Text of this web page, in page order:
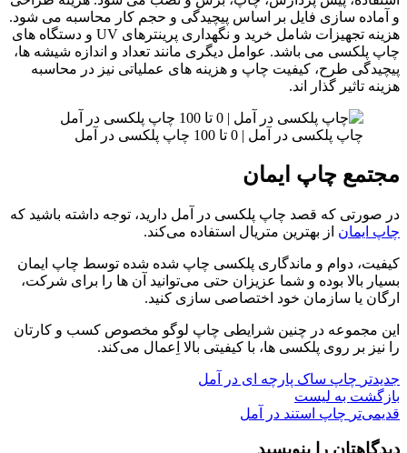
و آماده ‌سازی فایل بر اساس پیچیدگی و حجم کار محاسبه می ‌شود.
هزینه تجهیزات شامل خرید و نگهداری پرینترهای UV و دستگاه های
چاپ پلکسی می باشد. عوامل دیگری مانند تعداد و اندازه شیشه ‌ها،
پیچیدگی طرح، کیفیت چاپ و هزینه‌ های عملیاتی نیز در محاسبه
هزینه تاثیر گذار اند.
چاپ پلکسی در آمل | 0 تا 100 چاپ پلکسی در آمل
مجتمع چاپ ایمان
در صورتی که قصد چاپ پلکسی در آمل دارید، توجه داشته باشید که
چاپ ایمان از بهترین متریال استفاده می‌کند.
کیفیت، دوام و ماندگاری پلکسی چاپ شده شده توسط چاپ ایمان
بسیار بالا بوده و شما عزیزان حتی می‌توانید آن ها را برای شرکت،
ارگان یا سازمان خود اختصاصی سازی کنید.
این مجموعه در چنین شرایطی چاپ لوگو مخصوص کسب و کارتان
را نیز بر روی پلکسی ها، با کیفیتی بالا اِعمال می‌کند.
جدیدتر چاپ ساک پارچه ای در آمل
بازگشت به لیست
قدیمی‌تر چاپ استند در آمل
دیدگاهتان را بنویسید